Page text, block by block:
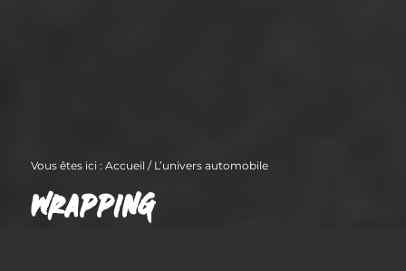
Vous êtes ici : Accueil / L’univers automobile
WRAPPING